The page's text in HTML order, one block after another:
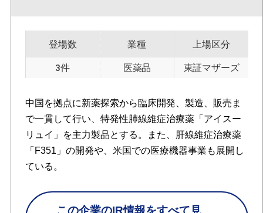
登場数
3件
業種
医薬品
上場区分
東証マザーズ
中国を拠点に新薬探索から臨床開発、製造、販売ま
で一貫して行い、特発性肺線維症治療薬「アイスー
リュイ」を主力製品とする。また、肝線維症治療薬
「F351」の開発や、米国での医療機器事業も展開し
ている。
この企業のIR情報をすべて見